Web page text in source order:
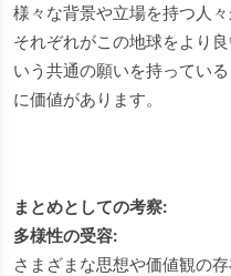
様々な背景や立場を持つ人々
それぞれがこの地球をより
いう共通の願いを持ってい
に価値があります。
まとめとしての考察:
多様性の受容:
さまざまな思想や価値観の